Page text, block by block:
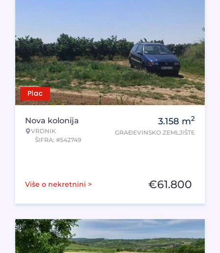
Plac
Nova kolonija
VRDNIK
ŠIFRA: #542749
3.158 m2
GRAĐEVINSKO ZEMLJIŠTE
Više o nekretnini > €61.800